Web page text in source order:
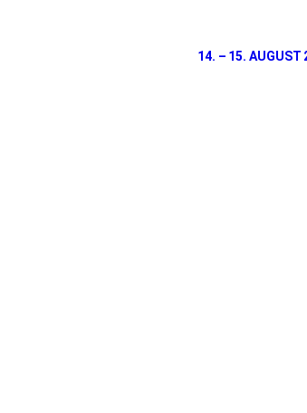
14. – 15. AUGUST